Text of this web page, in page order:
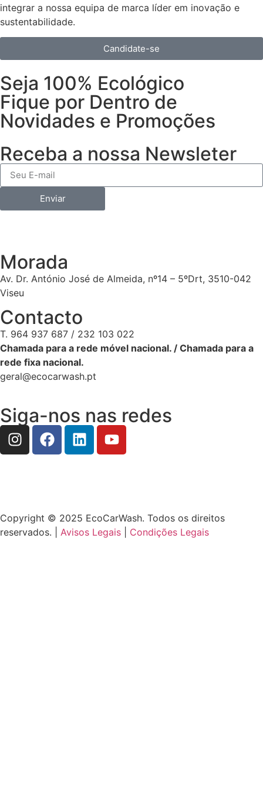
integrar a nossa equipa de marca líder em inovação e
sustentabilidade.
Candidate-se
Seja 100% Ecológico
Fique por Dentro de
Novidades e Promoções
Receba a nossa Newsleter
Enviar
Morada
Av. Dr. António José de Almeida, nº14 – 5ºDrt, 3510-042
Viseu
Contacto
T. 964 937 687 / 232 103 022
Chamada para a rede móvel nacional. / Chamada para a
rede fixa nacional.
geral@ecocarwash.pt
Siga-nos nas redes
Copyright © 2025 EcoCarWash. Todos os direitos
reservados. | Avisos Legais Condições Legais